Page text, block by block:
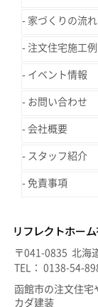
家づくりの流れ
注文住宅施工例
イベント情報
お問い合わせ
会社概要
スタッフ紹介
免責事項
〒041-0835 北海
TEL： 0138-54-
函館市の注文住宅
カダ建装